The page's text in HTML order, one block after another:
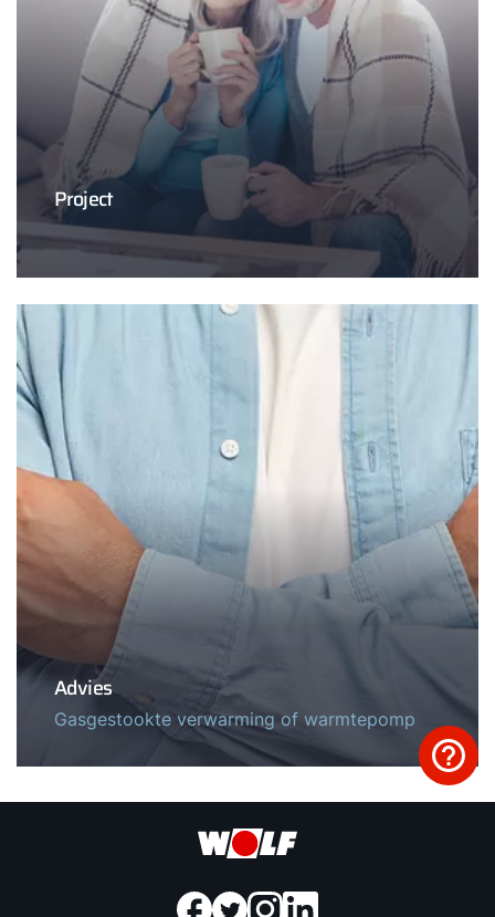
Project
Advies
Gasgestookte verwarming of warmtepomp